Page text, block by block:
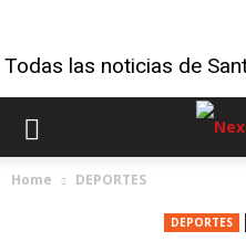
Todas las noticias de
Home DEPORTES
DEPORTES